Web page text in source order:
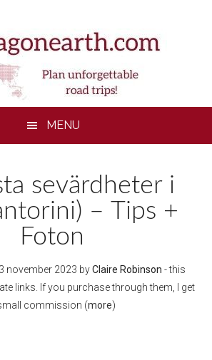
MENU
sevärdheter i
– Tips +
Foton
november 2023 byClaire Robinson - this
links. If you purchase through them, I get
commission (more)